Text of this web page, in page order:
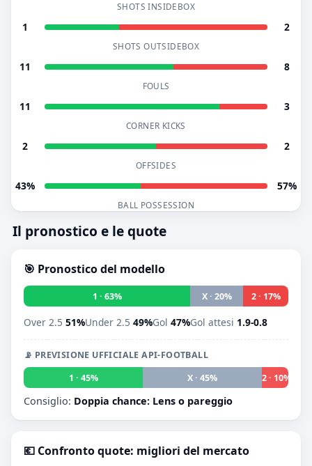
SHOTS INSIDEBOX
1 2
SHOTS OUTSIDEBOX
11 8
FOULS
11 3
CORNER KICKS
2 2
OFFSIDES
43% 57%
BALL POSSESSION
Il pronostico e le quote
🎯 Pronostico del modello
1 · 63% X · 20% 2 · 17%
Over 2.5 51%Under 2.5 49%Gol 47%Gol attesi 1.9-0.8
📡 PREVISIONE UFFICIALE API-FOOTBALL
1 · 45%
X · 45% 2 · 10%
Consiglio: Doppia chance: Lens o pareggio
💶 Confronto quote: migliori del mercato